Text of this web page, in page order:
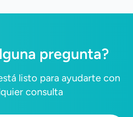
pregunta?
listo para ayudarte con
consulta